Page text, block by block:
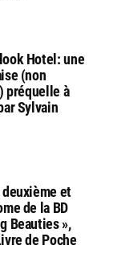
Hotel: une
(non
préquelle à
Sylvain
et
de la BD
Beauties »,
de Poche